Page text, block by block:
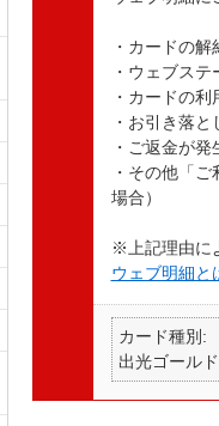
・カードの
・ウェブス
・カードの
・お引き落
・ご返金が
・その他「
場合）
※上記理由に
ウェブ明細と
カード種別
出光ゴール